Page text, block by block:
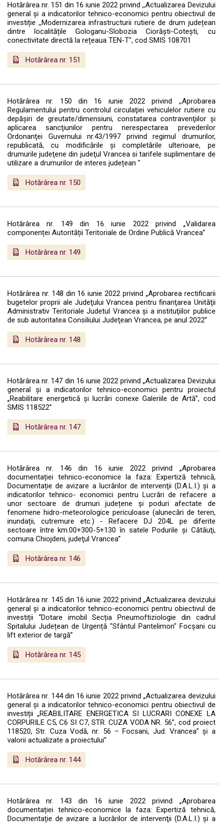
Hotărârea nr. 151 din 16 iunie 2022 privind ,,Actualizarea Devizului
general și a indicatorilor tehnico-economici pentru obiectivul de
investiție ,,Modernizarea infrastructurii rutiere de drum județean
dintre localitățile Gologanu-Slobozia Ciorăști-Cotești, cu
conectivitate directă la rețeaua TEN-T", cod SMIS 108701
Hotărârea nr. 151
Hotărârea nr. 150 din 16 iunie 2022 privind ,,Aprobarea
Regulamentului pentru controlul circulaţiei vehiculelor rutiere cu
depăşiri de greutate/dimensiuni, constatarea contravenţiilor şi
aplicarea sancţiunilor pentru nerespectarea prevederilor
Ordonanţei Guvernului nr.43/1997 privind regimul drumurilor,
republicată, cu modificările şi completările ulterioare, pe
drumurile judeţene din judeţul Vrancea si tarifele suplimentare de
utilizare a drumurilor de interes județean "
Hotărârea nr. 150
Hotărârea nr. 149 din 16 iunie 2022 privind „Validarea
componenței Autorității Teritoriale de Ordine Publică Vrancea”
Hotărârea nr. 149
Hotărârea nr. 148 din 16 iunie 2022 privind „Aprobarea rectificarii
bugetelor proprii ale Judeţului Vrancea pentru finanţarea Unităţii
Administrativ Teritoriale Judetul Vrancea şi a instituţiilor publice
de sub autoritatea Consiliului Judeţean Vrancea, pe anul 2022”
Hotărârea nr. 148
Hotărârea nr. 147 din 16 iunie 2022 privind „Actualizarea Devizului
general și a indicatorilor tehnico-economici pentru proiectul
„Reabilitare energetică şi lucrări conexe Galeriile de Artă”, cod
SMIS 118522”
Hotărârea nr. 147
Hotărârea nr. 146 din 16 iunie 2022 privind „Aprobarea
documentației tehnico-economice la faza: Expertiză tehnică,
Documentație de avizare a lucrărilor de intervenţii (D.A.L.I.) şi a
indicatorilor tehnico- economici pentru Lucrări de refacere a
unor sectoare de drumuri județene şi poduri afectate de
fenomene hidro-meteorologice periculoase (alunecări de teren,
inundații, cutremure etc.) - Refacere DJ 204L pe diferite
sectoare între km.00+300-5+130 în satele Podurile şi Cătăuţi,
comuna Chiojdeni, judeţul Vrancea”
Hotărârea nr. 146
Hotărârea nr. 145 din 16 iunie 2022 privind „Actualizarea devizului
general și a indicatorilor tehnico-economici pentru obiectivul de
investiții “Dotare imobil Secția Pneumoftiziologie din cadrul
Spitalului Județean de Urgență "Sfântul Pantelimon" Focșani cu
lift exterior de targă”
Hotărârea nr. 145
Hotărârea nr. 144 din 16 iunie 2022 privind „Actualizarea devizului
general și a indicatorilor tehnico-economici pentru obiectivul de
investiții „REABILITARE ENERGETICA SI LUCRARI CONEXE LA
CORPURILE C5, C6 SI C7, STR. CUZA VODA NR. 56”, cod proiect
118520, Str. Cuza Vodă, nr. 56 – Focsani, Jud. Vrancea” și a
valorii actualizate a proiectului”
Hotărârea nr. 144
Hotărârea nr. 143 din 16 iunie 2022 privind „Aprobarea
documentației tehnico-economice la faza: Expertiză tehnică,
Documentație de avizare a lucrărilor de intervenţii (D.A.L.I.) şi a